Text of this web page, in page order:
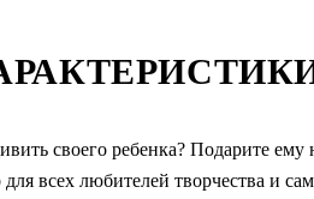
своего ребенка? Подарите
всех любителей творчества и